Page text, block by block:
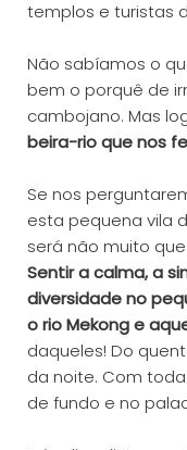
templos e turistas
Não sabíamos o
bem o porquê de
cambojano. Mas
beira-rio que nos
Se nos
esta pequena vila
será não muito
Sentir a calma, a
diversidade no
o rio Mekong e
daqueles! Do
da noite. Com
de fundo e no